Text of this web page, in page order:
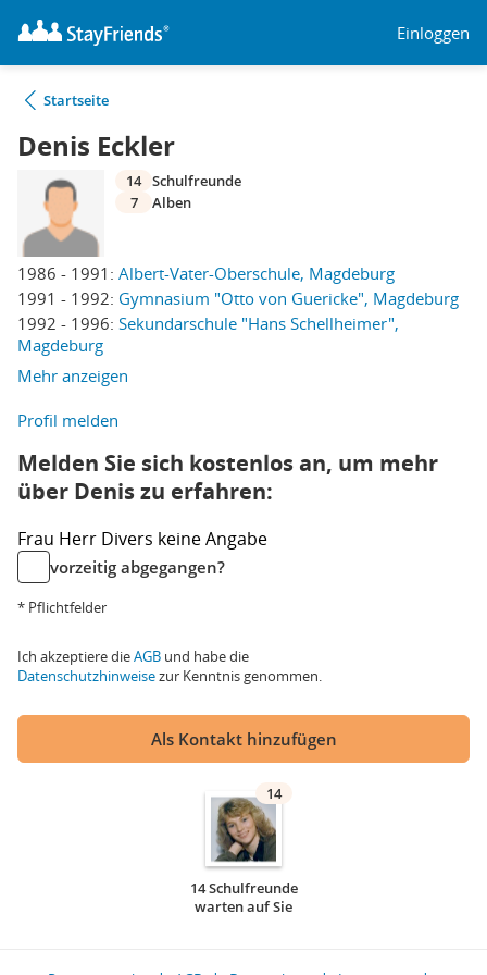
Einloggen
Startseite
Denis Eckler
1986 - 1991: Albert-Vater-Oberschule, Magdeburg
1991 - 1992: Gymnasium "Otto von Guericke", Magdeburg
1992 - 1996: Sekundarschule "Hans Schellheimer",
Magdeburg
Mehr anzeigen
14 Schulfreunde
7
Alben
Profil melden
Melden Sie sich kostenlos an, um mehr
über Denis zu erfahren:
Frau Herr Divers keine Angabe
vorzeitig abgegangen?
* Pflichtfelder
Ich akzeptiere dieAGB und habe die
Datenschutzhinweisezur Kenntnis genommen.
Als Kontakt hinzufügen
14
14 Schulfreunde
warten auf Sie